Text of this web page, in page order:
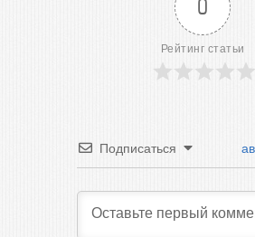
0
Рейтинг статьи
Подписаться